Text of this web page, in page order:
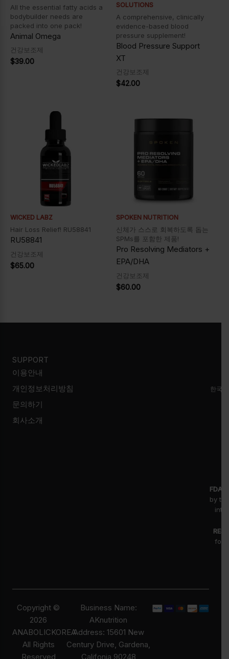
All the essential fatty acids a
bodybuilder needs are
packed into one pack!
Animal Omega
건강보조제
$39.00
SOLUTIONS
A comprehensive, clinically
evidence-based blood
pressure supplement!
Blood Pressure Support
XT
건강보조제
$42.00
WICKED LABZ
Hair Loss Relief! RU58841
RU58841
건강보조제
$65.00
SPOKEN NUTRITION
신체가 스스로 회복하도록 돕는
SPMs를 포함한 제품!
Pro Resolving Mediators +
EPA/DHA
건강보조제
$60.00
SUPPORT
이용안내
개인정보처리방침
문의하기
회사소개
한국
FDA
by
for
Copyright ©
2026
ANABOLICKOREA
All Rights
Reserved
Business Name:
AKnutrition
Address: 15601 New
Century Drive, Gardena,
Califonia 90248